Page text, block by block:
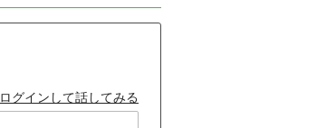
ログインして話してみる